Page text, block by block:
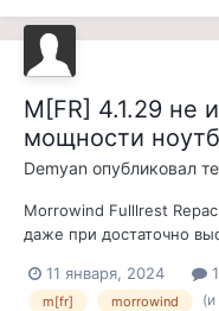
M[FR] 4.1.29 не
мощности
Demyan опубликовал
Morrowind Fulllrest
даже при достаточно
(40-50). Я почти уверен
ноутбука (драйвера,
11 января, 2024
m[fr] morrowind